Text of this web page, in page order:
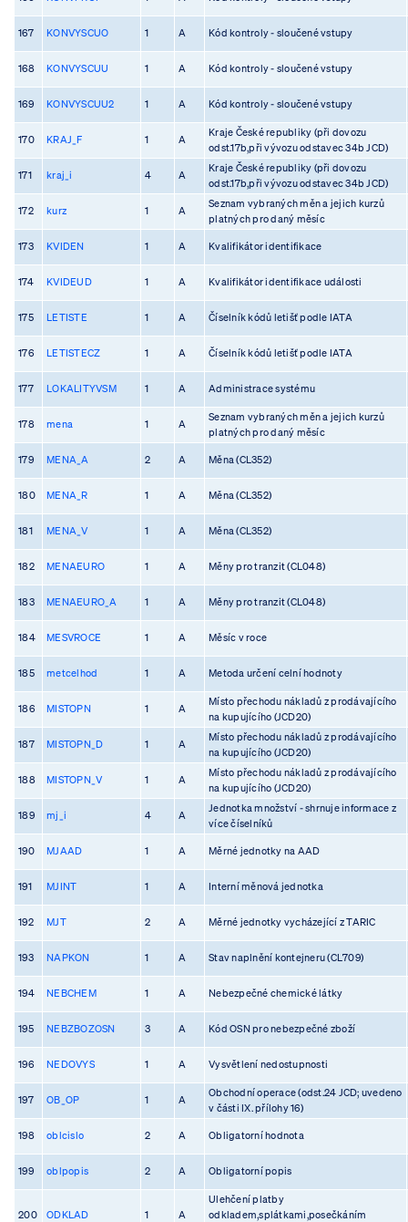
167 KONVYSCUO 1 A Kód kontroly - sloučené vstupy
168 KONVYSCUU 1 A Kód kontroly - sloučené vstupy
169 KONVYSCUU2 1 A Kód kontroly - sloučené vstupy
170 KRAJ_F 1 A
Kraje České republiky (při dovozu
odst.17b,při vývozu odstavec 34b JCD)
171 kraj_i 4 A
Kraje České republiky (při dovozu
odst.17b,při vývozu odstavec 34b JCD)
172 kurz 1 A
Seznam vybraných měn a jejich kurzů
platných pro daný měsíc
173 KVIDEN 1 A Kvalifikátor identifikace
174 KVIDEUD 1 A Kvalifikátor identifikace události
175 LETISTE 1 A Číselník kódů letišť podle IATA
176 LETISTECZ 1 A Číselník kódů letišť podle IATA
177 LOKALITYVSM 1 A Administrace systému
178 mena 1 A
Seznam vybraných měn a jejich kurzů
platných pro daný měsíc
179 MENA_A 2 A Měna (CL352)
180 MENA_R 1 A Měna (CL352)
181 MENA_V 1 A Měna (CL352)
182 MENAEURO 1 A Měny pro tranzit (CL048)
183 MENAEURO_A 1 A Měny pro tranzit (CL048)
184 MESVROCE 1 A Měsíc v roce
185 metcelhod 1 A Metoda určení celní hodnoty
186 MISTOPN 1 A
Místo přechodu nákladů z prodávajícího
na kupujícího (JCD20)
187 MISTOPN_D 1 A
Místo přechodu nákladů z prodávajícího
na kupujícího (JCD20)
188 MISTOPN_V 1 A
Místo přechodu nákladů z prodávajícího
na kupujícího (JCD20)
189 mj_i 4 A
Jednotka množství - shrnuje informace z
více číselníků
190 MJAAD 1 A Měrné jednotky na AAD
191 MJINT 1 A Interní měnová jednotka
192 MJT 2 A Měrné jednotky vycházející z TARIC
193 NAPKON 1 A Stav naplnění kontejneru (CL709)
194 NEBCHEM 1 A Nebezpečné chemické látky
195 NEBZBOZOSN 3 A Kód OSN pro nebezpečné zboží
196 NEDOVYS 1 A Vysvětlení nedostupnosti
197 OB_OP 1 A
Obchodní operace (odst.24 JCD; uvedeno
v části IX. přílohy 16)
198 oblcislo 2 A Obligatorní hodnota
199 oblpopis 2 A Obligatorní popis
200 ODKLAD 1 A
Ulehčení platby
odkladem,splátkami,posečkáním